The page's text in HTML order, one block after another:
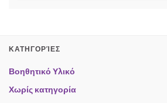
ΚΑΤΗΓΟΡΊΕΣ
Βοηθητικό Υλικό
Χωρίς κατηγορία